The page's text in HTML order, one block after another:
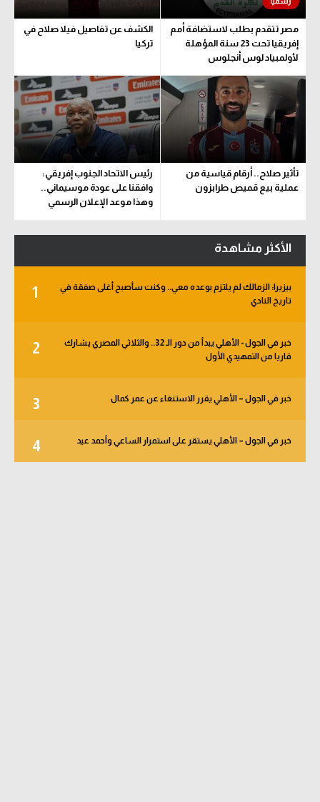
مصر تتقدم بطلب لاستضافة أمم
إفريقيا تحت 23 سنة المؤهلة
لأولمبياد لوس أنجلوس
الكشف عن تفاصيل فيلا صلاح في
تركيا
تأثير صلاح.. أرقام قياسية من
عملية بيع قميص طرابزون
رئيس الاتحاد الجنوب إفريقي:
وافقنا على عودة موسيماني..
وهذا موعد الإعلان الرسمي
الأكثر مشاهدة
1
بيزيرا: الزمالك لم يلتزم بوعده معي.. وكنت سأصبح أغلى صفقة في
تاريخ النادي
2
خبر في الجول - الأهلي يبدأ من دور الـ 32.. والثلاثي المصري يشارك
قاريا من التمهيدي الأول
3 خبر في الجول – الأهلي يقرر الاستنغاء عن عمر كمال
4 خبر في الجول – الأهلي يستقر على استمرار الساعي وأحمد عيد